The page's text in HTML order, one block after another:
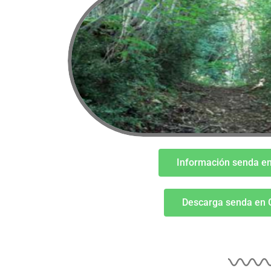
Información senda
Descarga senda en